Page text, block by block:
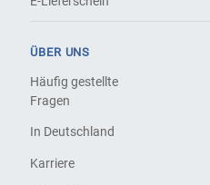
ÜBER UNS
Häufig gestellte
Fragen
In Deutschland
Karriere